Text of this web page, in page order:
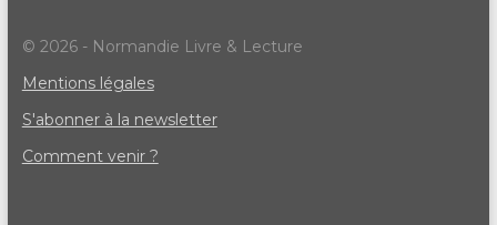
© 2026 - Normandie Livre & Lecture
Mentions légales
S'abonner à la newsletter
Comment venir ?